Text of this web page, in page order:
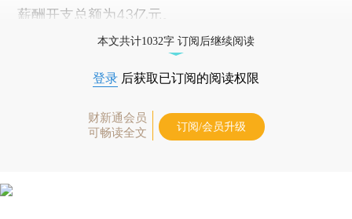
薪酬开支总额为43亿元。
本文共计1032字 订阅后继续阅读
登录 后获取已订阅的阅读权限
财新通会员
可畅读全文
订阅/会员升级